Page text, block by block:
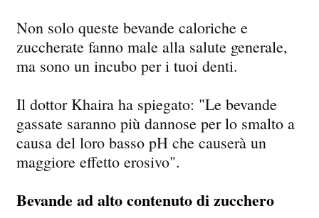
Non solo queste bevande caloriche e
zuccherate fanno male alla salute generale,
ma sono un incubo per i tuoi denti.
Il dottor Khaira ha spiegato: "Le bevande
gassate saranno più dannose per lo smalto a
causa del loro basso pH che causerà un
maggiore effetto erosivo".
Bevande ad alto contenuto di zucchero